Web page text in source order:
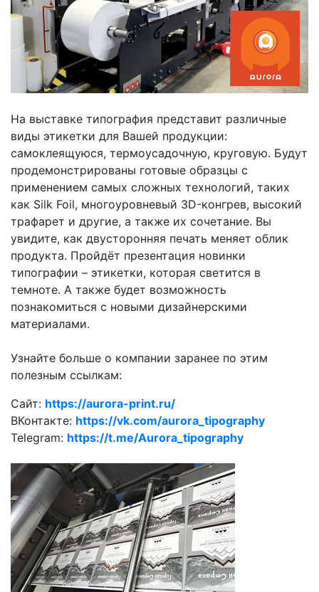
На выставке типография представит различные
виды этикетки для Вашей продукции:
самоклеящуюся, термоусадочную, круговую. Будут
продемонстрированы готовые образцы с
применением самых сложных технологий, таких
как Silk Foil, многоуровневый 3D-конгрев, высокий
трафарет и другие, а также их сочетание. Вы
увидите, как двусторонняя печать меняет облик
продукта. Пройдёт презентация новинки
типографии – этикетки, которая светится в
темноте. А также будет возможность
познакомиться с новыми дизайнерскими
материалами.
Узнайте больше о компании заранее по этим
полезным ссылкам:
Сайт: https://aurora-print.ru/
ВКонтакте: https://vk.com/aurora_tipography
Telegram: https://t.me/Aurora_tipography